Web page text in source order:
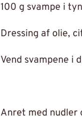
100 g svampe i
Dressing af olie,
Vend svampene i
Anret med nudler